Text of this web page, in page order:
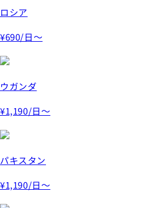
ロシア
¥690/日～
ウガンダ
¥1,190/日～
パキスタン
¥1,190/日～